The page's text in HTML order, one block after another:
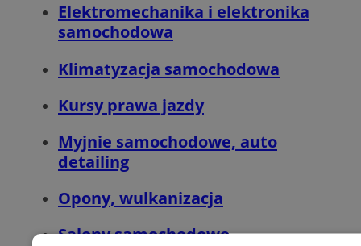
Elektromechanika i elektronika
samochodowa
Klimatyzacja samochodowa
Kursy prawa jazdy
Myjnie samochodowe, auto
detailing
Opony, wulkanizacja
Salony samochodowe